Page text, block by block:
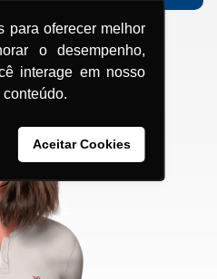
para oferecer melhor
o desempenho,
interage em nosso
Aceitar Cookies